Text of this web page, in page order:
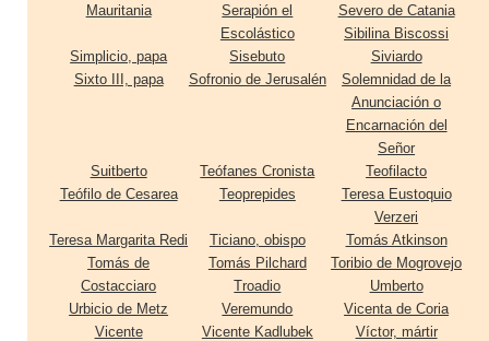
Mauritania
Serapión el
Escolástico
Severo de Catania
Sibilina Biscossi
Simplicio, papa
Sisebuto
Siviardo
Sixto III, papa
Sofronio de Jerusalén
Solemnidad de la
Anunciación o
Encarnación del
Señor
Suitberto
Teófanes Cronista
Teofilacto
Teófilo de Cesarea
Teoprepides
Teresa Eustoquio
Verzeri
Teresa Margarita Redi
Ticiano, obispo
Tomás Atkinson
Tomás de
Costacciaro
Tomás Pilchard
Toribio de Mogrovejo
Troadio
Umberto
Urbicio de Metz
Veremundo
Vicenta de Coria
Vicente
Vicente Kadlubek
Víctor, mártir